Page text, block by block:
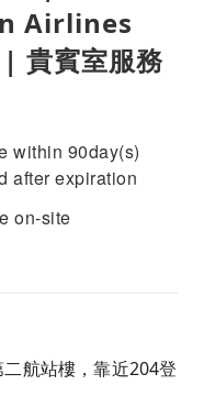
Airlines
貴賓室服務
within 90day(s)
after expiration
on-site
航站樓，靠近204登